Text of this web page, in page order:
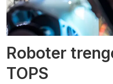
Roboter
TOPS